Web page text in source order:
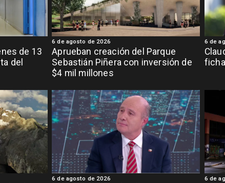
de 13
del
Aprueban creación del Parque
Sebastián Piñera con inversión de
$4 mil millones
6 de agosto de 2026 6 de
6 de agosto de 2026 6 de